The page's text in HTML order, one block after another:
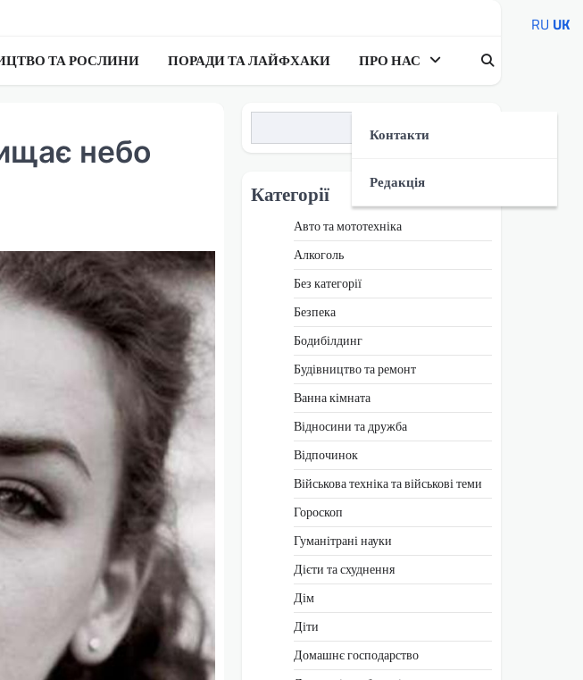
ТА РОСЛИНИ ПОРАДИ ТА ЛАЙФХАКИ ПРО НАС
Контакти
Редакція
небо
Категорії
Авто та мототехніка
Алкоголь
Без категорії
Безпека
Бодибілдинг
Будівництво та ремонт
Ванна кімната
Відносини та дружба
Відпочинок
Військова техніка та військові теми
Гороскоп
Гуманітрані науки
Дієти та схуднення
Дім
Діти
Домашнє господарство
RU UK